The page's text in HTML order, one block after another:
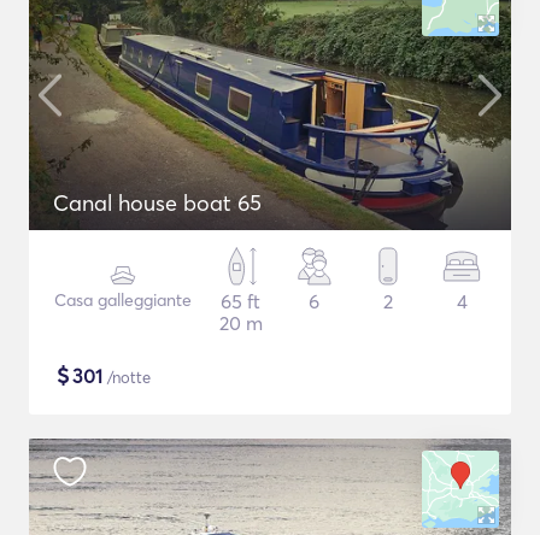
Canal house boat 65
Casa galleggiante
65 ft
20 m
6 2 4
$301 /notte